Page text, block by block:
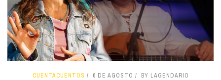
CUENTACUENTOS 6 DE AGOSTO BY LAGENDARIO